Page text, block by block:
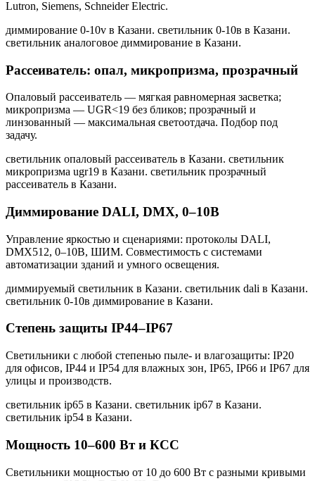
Lutron, Siemens, Schneider Electric.
диммирование 0-10v в Казани. светильник 0-10в в Казани.
светильник аналоговое диммирование в Казани.
Рассеиватель: опал, микропризма, прозрачный
Опаловый рассеиватель — мягкая равномерная засветка;
микропризма — UGR<19 без бликов; прозрачный и
линзованный — максимальная светоотдача. Подбор под
задачу.
светильник опаловый рассеиватель в Казани. светильник
микропризма ugr19 в Казани. светильник прозрачный
рассеиватель в Казани.
Диммирование DALI, DMX, 0–10В
Управление яркостью и сценариями: протоколы DALI,
DMX512, 0–10В, ШИМ. Совместимость с системами
автоматизации зданий и умного освещения.
диммируемый светильник в Казани. светильник dali в Казани.
светильник 0-10в диммирование в Казани.
Степень защиты IP44–IP67
Светильники с любой степенью пыле- и влагозащиты: IP20
для офисов, IP44 и IP54 для влажных зон, IP65, IP66 и IP67 для
улицы и производств.
светильник ip65 в Казани. светильник ip67 в Казани.
светильник ip54 в Казани.
Мощность 10–600 Вт и КСС
Светильники мощностью от 10 до 600 Вт с разными кривыми